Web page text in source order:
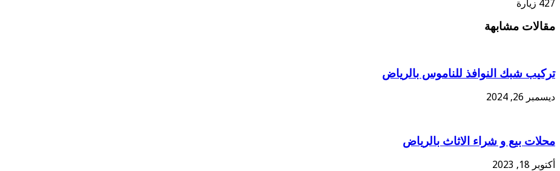
427 زيارة
مقالات مشابهة
تركيب شبك النوافذ للناموس بالرياض
ديسمبر 26, 2024
محلات بيع و شراء الاثاث بالرياض
أكتوبر 18, 2023